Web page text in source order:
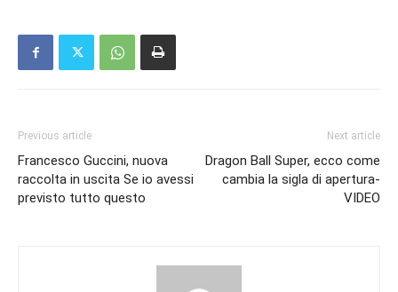
Previous article
Francesco Guccini, nuova
raccolta in uscita Se io avessi
previsto tutto questo
Next article
Dragon Ball Super, ecco come
cambia la sigla di apertura-
VIDEO